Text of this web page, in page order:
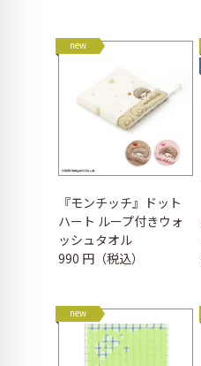
new
『モンチッチ』ドット
ハート ループ付きウォ
ッシュタオル
990 円（税込）
new